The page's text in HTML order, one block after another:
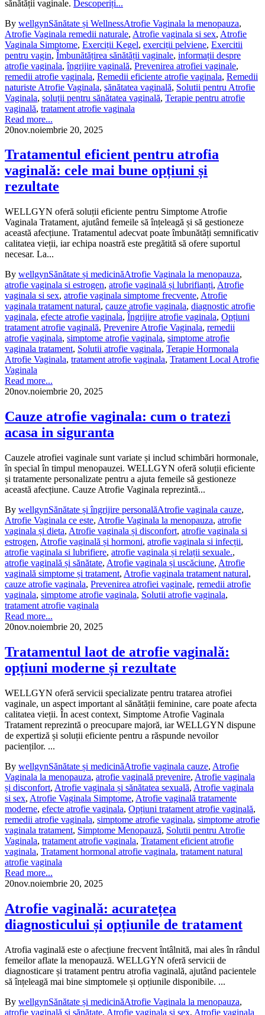
sănătății vaginale. Descoperiți...
By wellgynSănătate și WellnessAtrofie Vaginala la menopauza,
Atrofie Vaginala remedii naturale, Atrofie vaginala si sex, Atrofie
Vaginala Simptome, Exerciții Kegel, exerciții pelviene, Exercitii
pentru vagin, Îmbunătățirea sănătății vaginale, informații despre
atrofie vaginala,îngrijire vaginală, Prevenirea atrofiei vaginale,
remedii atrofie vaginala, Remedii eficiente atrofie vaginala, Remedii
naturiste Atrofie Vaginala, sănătatea vaginală, Solutii pentru Atrofie
Vaginala, soluții pentru sănătatea vaginală, Terapie pentru atrofie
vaginală, tratament atrofie vaginala
Read more...
20nov.noiembrie 20, 2025
Tratamentul eficient pentru atrofia
vaginală: cele mai bune opțiuni și
rezultate
WELLGYN oferă soluții eficiente pentru Simptome Atrofie
Vaginala Tratament, ajutând femeile să înțeleagă și să gestioneze
această afecțiune. Tratamentul adecvat poate îmbunătăți semnificativ
calitatea vieții, iar echipa noastră este pregătită să ofere suportul
necesar. La...
By wellgynSănătate și medicinăAtrofie Vaginala la menopauza,
atrofie vaginala si estrogen, atrofie vaginală și lubrifianți, Atrofie
vaginala si sex, atrofie vaginala simptome frecvente, Atrofie
vaginala tratament natural, cauze atrofie vaginala, diagnostic atrofie
vaginala, efecte atrofie vaginala, Îngrijire atrofie vaginala, Opțiuni
tratament atrofie vaginală, Prevenire Atrofie Vaginala, remedii
atrofie vaginala, simptome atrofie vaginala, simptome atrofie
vaginala tratament, Solutii atrofie vaginala, Terapie Hormonala
Atrofie Vaginala, tratament atrofie vaginala, Tratament Local Atrofie
Vaginala
Read more...
20nov.noiembrie 20, 2025
Cauze atrofie vaginala: cum o tratezi
acasa in siguranta
Cauzele atrofiei vaginale sunt variate și includ schimbări hormonale,
în special în timpul menopauzei. WELLGYN oferă soluții eficiente
și tratamente personalizate pentru a ajuta femeile să gestioneze
această afecțiune. Cauze Atrofie Vaginala reprezintă...
By wellgynSănătate și îngrijire personalăAtrofie vaginala cauze,
Atrofie Vaginala ce este, Atrofie Vaginala la menopauza, atrofie
vaginala și dieta, Atrofie vaginala și disconfort, atrofie vaginala si
estrogen, Atrofie vaginală și hormoni, atrofie vaginala si infecții,
atrofie vaginala si lubrifiere, atrofie vaginala și relații sexuale.,
atrofie vaginală și sănătate, Atrofie vaginala și uscăciune, Atrofie
vaginală simptome și tratament, Atrofie vaginala tratament natural,
cauze atrofie vaginala, Prevenirea atrofiei vaginale, remedii atrofie
vaginala, simptome atrofie vaginala, Solutii atrofie vaginala,
tratament atrofie vaginala
Read more...
20nov.noiembrie 20, 2025
Tratamentul laot de atrofie vaginală:
opțiuni moderne și rezultate
WELLGYN oferă servicii specializate pentru tratarea atrofiei
vaginale, un aspect important al sănătății feminine, care poate afecta
calitatea vieții. În acest context, Simptome Atrofie Vaginala
Tratament reprezintă o preocupare majoră, iar WELLGYN dispune
de expertiză și soluții eficiente pentru a răspunde nevoilor
pacienților. ...
By wellgynSănătate și medicinăAtrofie vaginala cauze, Atrofie
Vaginala la menopauza, atrofie vaginală prevenire, Atrofie vaginala
și disconfort, Atrofie vaginala și sănătatea sexuală, Atrofie vaginala
si sex, Atrofie Vaginala Simptome, Atrofie vaginală tratamente
moderne, efecte atrofie vaginala, Opțiuni tratament atrofie vaginală,
remedii atrofie vaginala, simptome atrofie vaginala, simptome atrofie
vaginala tratament, Simptome Menopauză, Solutii pentru Atrofie
Vaginala, tratament atrofie vaginala, Tratament eficient atrofie
vaginala, Tratament hormonal atrofie vaginala, tratament natural
atrofie vaginala
Read more...
20nov.noiembrie 20, 2025
Atrofie vaginală: acuratețea
diagnosticului și opțiunile de tratament
Atrofia vaginală este o afecțiune frecvent întâlnită, mai ales în rândul
femeilor aflate la menopauză. WELLGYN oferă servicii de
diagnosticare și tratament pentru atrofia vaginală, ajutând pacientele
să înțeleagă mai bine simptomele și opțiunile disponibile. ...
By wellgynSănătate și medicinăAtrofie Vaginala la menopauza,
atrofie vaginală și sănătate, Atrofie vaginala si sex, Atrofie vaginala